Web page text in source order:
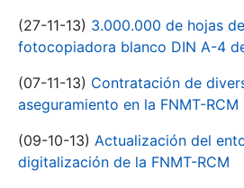
(27-11-13) 3.000.000 de hojas
fotocopiadora blanco DIN A-4
(07-11-13) Contratación de
aseguramiento en la FNMT-RCM
(09-10-13) Actualización del
digitalización de la FNMT-RCM